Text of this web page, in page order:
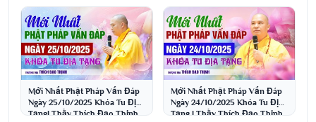
Mới Nhất Phật Pháp Vấn Đáp
Ngày 25/10/2025 Khóa Tu Địa
Tạng| Thầy Thích Đạo Thịnh
Mới Nhất Phật Pháp Vấn Đáp
Ngày 24/10/2025 Khóa Tu Địa
Tạng | Thầy Thích Đạo Thịnh